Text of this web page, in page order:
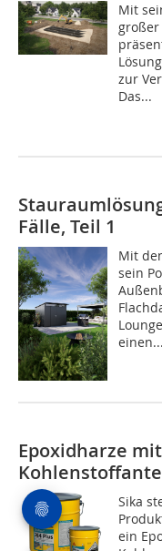
Mit
zur
Das...
Fälle, Teil 1
Mit
sein
einen...
Epoxidharze
Sika
ein